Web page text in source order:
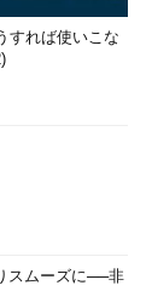
すれば使いこな
スムーズに──非